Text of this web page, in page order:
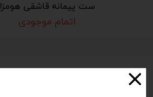
ست پیمانه قاشقی هومزا
اتمام موجودی